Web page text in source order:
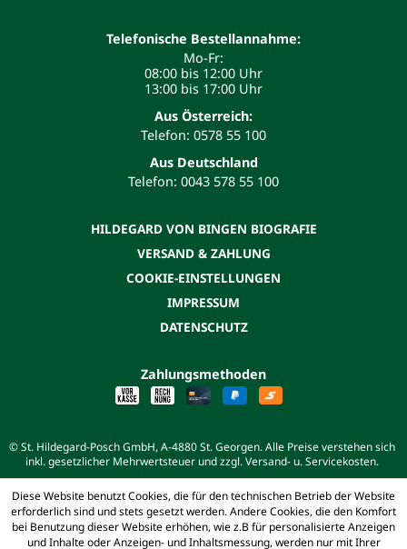
Telefonische Bestellannahme:
Mo-Fr:
08:00 bis 12:00 Uhr
13:00 bis 17:00 Uhr
Aus Österreich:
Telefon: 0578 55 100
Aus Deutschland
Telefon: 0043 578 55 100
HILDEGARD VON BINGEN BIOGRAFIE
VERSAND & ZAHLUNG
COOKIE-EINSTELLUNGEN
IMPRESSUM
DATENSCHUTZ
Zahlungsmethoden
© St. Hildegard-Posch GmbH, A-4880 St. Georgen. Alle Preise verstehen sich
inkl. gesetzlicher Mehrwertsteuer und zzgl. Versand- u. Servicekosten.
Diese Website benutzt Cookies, die für den technischen Betrieb der Website
erforderlich sind und stets gesetzt werden. Andere Cookies, die den Komfort
bei Benutzung dieser Website erhöhen, wie z.B für personalisierte Anzeigen
und Inhalte oder Anzeigen- und Inhaltsmessung, werden nur mit Ihrer